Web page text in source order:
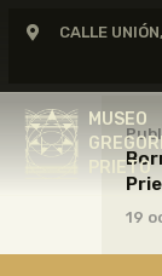
CALLE
MUSEO
PRIETO
19